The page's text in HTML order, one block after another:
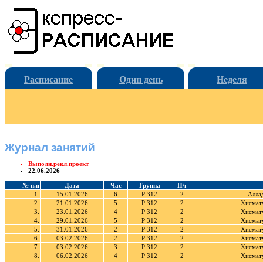
Расписание Один день Неделя
Журнал занятий
Выполн.рекл.проект
22.06.2026
№ п.п Дата Час Группа
П/г
1.
15.01.2026 6 Р 312 2
2.
21.01.2026 5 Р 312 2
3.
23.01.2026 4 Р 312 2
4.
29.01.2026 5 Р 312 2
5.
31.01.2026 2 Р 312 2
6.
03.02.2026 2 Р 312 2
7.
03.02.2026 3 Р 312 2
8.
06.02.2026 4 Р 312 2